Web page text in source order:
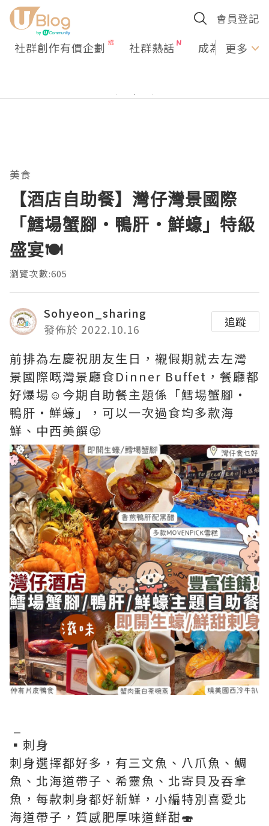
會員登記
社群創作有價企劃 社群熱話 成為U更多
美食
【酒店自助餐】灣仔灣景國際
「鱈場蟹腳・鴨肝・鮮蠔」特級
盛宴🍽
瀏覽次數:605
Sohyeon_sharing
發佈於 2022.10.16
追蹤
前排為左慶祝朋友生日，襯假期就去左灣
景國際嘅灣景廳食Dinner Buffet，餐廳都
好爆場☺️今期自助餐主題係「鱈場蟹腳・
鴨肝・鮮蠔」，可以一次過食均多款海
鮮、中西美饌😝
▪️刺身
刺身選擇都好多，有三文魚、八爪魚、鯛
魚、北海道帶子、希靈魚、北寄貝及吞拿
魚，每款刺身都好新鮮，小編特別喜愛北
海道帶子，質感肥厚味道鮮甜🍣